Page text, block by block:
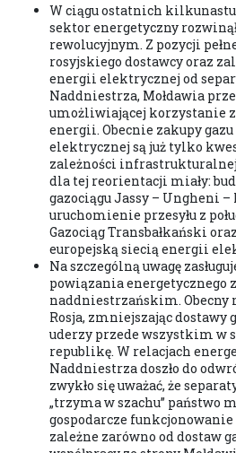
W ciągu ostatnich
sektor energetyczny
rewolucyjnym. Z pozycji
rosyjskiego dostawcy oraz
energii elektrycznej od
Naddniestrza, Mołdawia
umożliwiającej korzystanie
energii. Obecnie zakupy
elektrycznej są już tylko
zależności
dla tej reorientacji miały:
gazociągu Jassy – Ungheni
uruchomienie przesyłu z
Gazociąg Transbałkański
europejską siecią energii
Na szczególną uwagę
powiązania energetycznego
naddniestrzańskim. Obecny
Rosja, zmniejszając dostawy
uderzy przede wszystkim w
republikę. W relacjach
Naddniestrza doszło do
zwykło się uważać, że
„trzyma w szachu” państwo
gospodarcze
zależne zarówno od dostaw